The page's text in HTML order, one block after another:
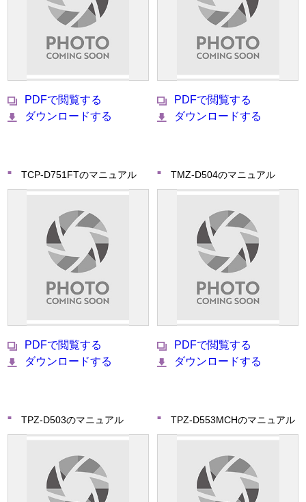
PDFで閲覧する
ダウンロードする
PDFで閲覧する
ダウンロードする
TCP-D751FTのマニュアル
PDFで閲覧する
ダウンロードする
TMZ-D504のマニュアル
PDFで閲覧する
ダウンロードする
TPZ-D503のマニュアル TPZ-D553MCHのマニュアル